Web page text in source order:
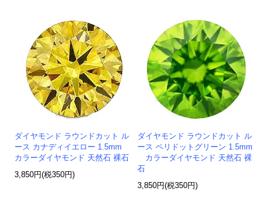
ダイヤモンド ラウンドカット ル
ース カナディイエロー 1.5mm
カラーダイヤモンド 天然石 裸石
3,850円(税350円)
ダイヤモンド ラウンドカット ル
ース ペリドットグリーン 1.5mm
カラーダイヤモンド 天然石 裸
石
3,850円(税350円)